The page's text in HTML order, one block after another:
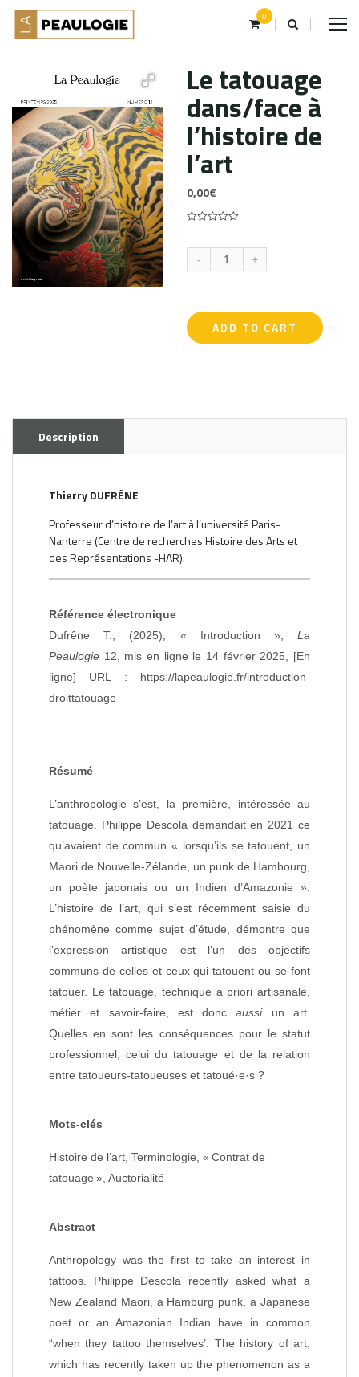
0
Le tatouage
dans/face à
l’histoire de
l’art
0,00€
of
based
on
- +
ADD TO CART
Description
Thierry DUFRÊNE
Professeur d’histoire de l’art à l’université Paris-
Nanterre (Centre de recherches Histoire des Arts et
des Représentations -HAR).
Référence électronique
Dufrêne T., (2025), « Introduction », La
Peaulogie 12, mis en ligne le 14 février 2025, [En
ligne] URL : https://lapeaulogie.fr/introduction-
droittatouage
Résumé
L’anthropologie s’est, la première, intéressée au
tatouage. Philippe Descola demandait en 2021 ce
qu’avaient de commun « lorsqu’ils se tatouent, un
Maori de Nouvelle-Zélande, un punk de Hambourg,
un poète japonais ou un Indien d’Amazonie ».
L’histoire de l’art, qui s’est récemment saisie du
phénomène comme sujet d’étude, démontre que
l’expression artistique est l’un des objectifs
communs de celles et ceux qui tatouent ou se font
tatouer. Le tatouage, technique a priori artisanale,
métier et savoir-faire, est doncaussiun art.
Quelles en sont les conséquences pour le statut
professionnel, celui du tatouage et de la relation
entre tatoueurs-tatoueuses et tatoué·e·s ?
Mots-clés
Histoire de l’art, Terminologie, « Contrat de
tatouage », Auctorialité
Abstract
Anthropology was the first to take an interest in
tattoos. Philippe Descola recently asked what a
New Zealand Maori, a Hamburg punk, a Japanese
poet or an Amazonian Indian have in common
“when they tattoo themselves’. The history of art,
which has recently taken up the phenomenon as a